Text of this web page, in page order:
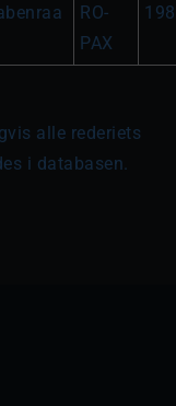
RO-
PAX
alle rederiets
i databasen.